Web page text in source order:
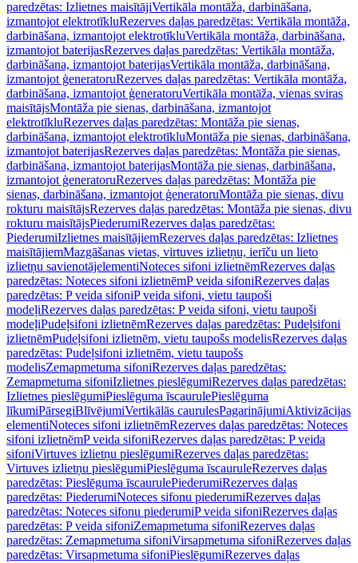
paredzētas: Izlietnes maisītājiVertikāla montāža, darbināšana,
izmantojot elektrotīkluRezerves daļas paredzētas: Vertikāla montāža,
darbināšana, izmantojot elektrotīkluVertikāla montāža, darbināšana,
izmantojot baterijasRezerves daļas paredzētas: Vertikāla montāža,
darbināšana, izmantojot baterijasVertikāla montāža, darbināšana,
izmantojot ģeneratoruRezerves daļas paredzētas: Vertikāla montāža,
darbināšana, izmantojot ģeneratoruVertikāla montāža, vienas sviras
maisītājsMontāža pie sienas, darbināšana, izmantojot
elektrotīkluRezerves daļas paredzētas: Montāža pie sienas,
darbināšana, izmantojot elektrotīkluMontāža pie sienas, darbināšana,
izmantojot baterijasRezerves daļas paredzētas: Montāža pie sienas,
darbināšana, izmantojot baterijasMontāža pie sienas, darbināšana,
izmantojot ģeneratoruRezerves daļas paredzētas: Montāža pie
sienas, darbināšana, izmantojot ģeneratoruMontāža pie sienas, divu
rokturu maisītājsRezerves daļas paredzētas: Montāža pie sienas, divu
rokturu maisītājsPiederumiRezerves daļas paredzētas:
PiederumiIzlietnes maisītājiemRezerves daļas paredzētas: Izlietnes
maisītājiemMazgāšanas vietas, virtuves izlietņu, ierīču un lieto
izlietņu savienotājelementiNoteces sifoni izlietnēmRezerves daļas
paredzētas: Noteces sifoni izlietnēmP veida sifoniRezerves daļas
paredzētas: P veida sifoniP veida sifoni, vietu taupoši
modeļiRezerves daļas paredzētas: P veida sifoni, vietu taupoši
modeļiPudeļsifoni izlietnēmRezerves daļas paredzētas: Pudeļsifoni
izlietnēmPudeļsifoni izlietnēm, vietu taupošs modelisRezerves daļas
paredzētas: Pudeļsifoni izlietnēm, vietu taupošs
modelisZemapmetuma sifoniRezerves daļas paredzētas:
Zemapmetuma sifoniIzlietnes pieslēgumiRezerves daļas paredzētas:
Izlietnes pieslēgumiPieslēguma īscaurulePieslēguma
līkumiPārsegiBlīvējumiVertikālās caurulesPagarinājumiAktivizācijas
elementiNoteces sifoni izlietnēmRezerves daļas paredzētas: Noteces
sifoni izlietnēmP veida sifoniRezerves daļas paredzētas: P veida
sifoniVirtuves izlietņu pieslēgumiRezerves daļas paredzētas:
Virtuves izlietņu pieslēgumiPieslēguma īscauruleRezerves daļas
paredzētas: Pieslēguma īscaurulePiederumiRezerves daļas
paredzētas: PiederumiNoteces sifonu piederumiRezerves daļas
paredzētas: Noteces sifonu piederumiP veida sifoniRezerves daļas
paredzētas: P veida sifoniZemapmetuma sifoniRezerves daļas
paredzētas: Zemapmetuma sifoniVirsapmetuma sifoniRezerves daļas
paredzētas: Virsapmetuma sifoniPieslēgumiRezerves daļas